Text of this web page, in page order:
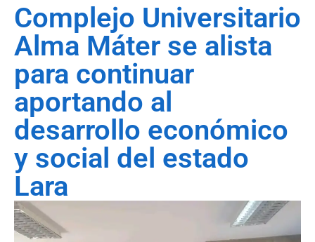
Complejo Universitario
Alma Máter se alista
para continuar
aportando al
desarrollo económico
y social del estado
Lara